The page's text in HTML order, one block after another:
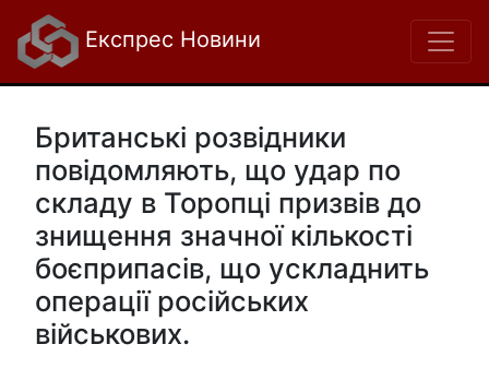
Експрес Новини
Британські розвідники
повідомляють, що удар по
складу в Торопці призвів до
знищення значної кількості
боєприпасів, що ускладнить
операції російських
військових.